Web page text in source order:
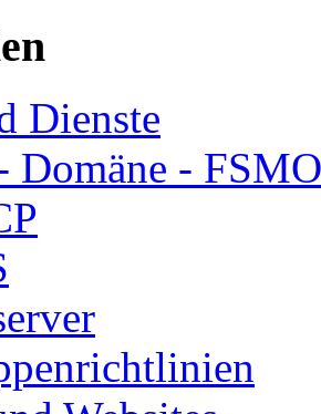
Dienste
Domäne - FSMO